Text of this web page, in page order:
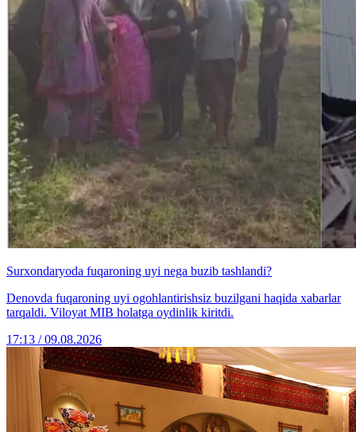
Surxondaryoda fuqaroning uyi nega buzib tashlandi?
Denovda fuqaroning uyi ogohlantirishsiz buzilgani haqida xabarlar
tarqaldi. Viloyat MIB holatga oydinlik kiritdi.
17:13 / 09.08.2026